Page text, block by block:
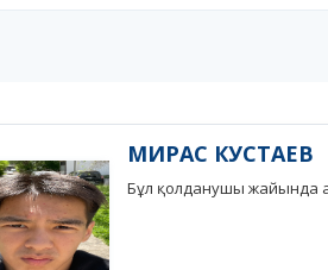
МИРАС КУСТАЕВ
Бұл қолданушы жайында